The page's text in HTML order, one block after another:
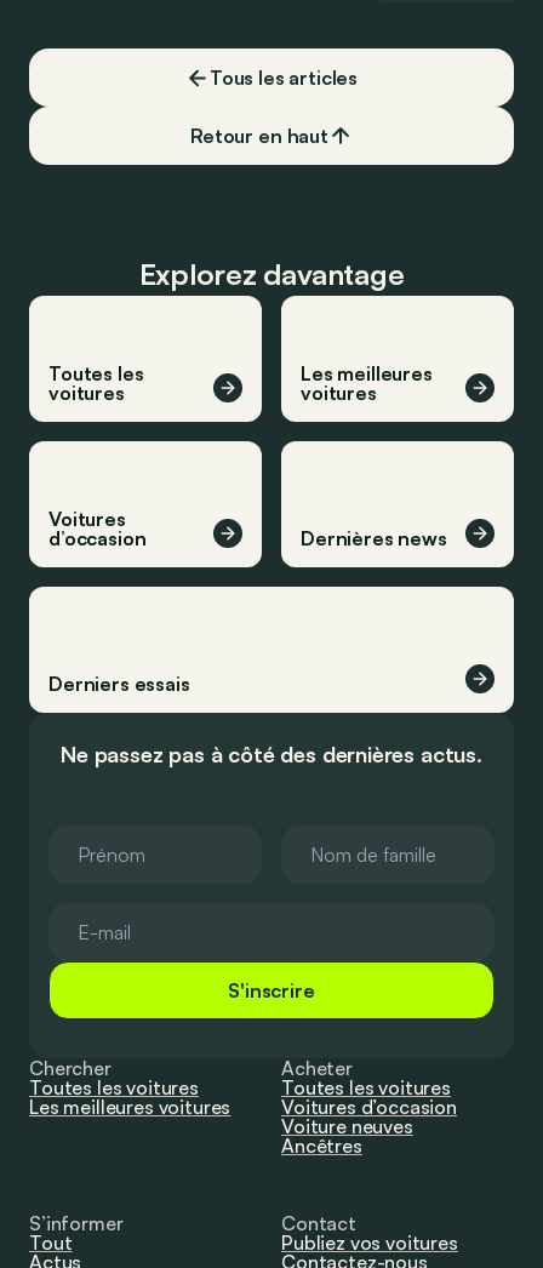
carburant, ni
Tous les articles
Retour en haut
Explorez davantage
Toutes les
voitures
Les meilleures
voitures
Voitures
d’occasion
Dernières news
Derniers essais
Ne passez pas à côté des dernières actus.
S'inscrire
Chercher
Toutes les voitures
Les meilleures voitures
Acheter
Toutes les voitures
Voitures d’occasion
Voiture neuves
Ancêtres
S’informer
Tout
Actus
Contact
Publiez vos voitures
Contactez-nous